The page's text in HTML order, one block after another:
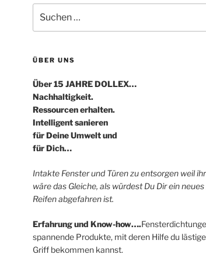
nach:
ÜBER UNS
Über 15 JAHRE DOLLEX…
Nachhaltigkeit.
Ressourcen erhalten.
Intelligent sanieren
für Deine Umwelt und
für Dich…
Intakte Fenster und Türen zu entsorgen weil
wäre das Gleiche, als würdest Du Dir ein
Reifen abgefahren ist.
Erfahrung und Know-how….
spannende Produkte, mit deren Hilfe du
Griff bekommen kannst.